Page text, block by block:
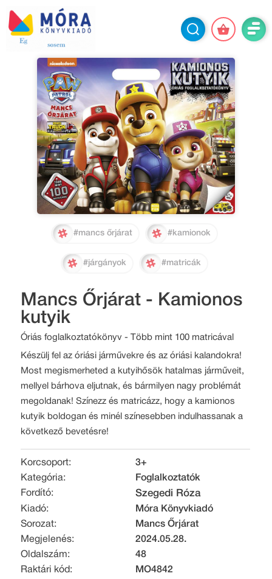
#mancs őrjárat #kamionok
#járgányok #matricák
Mancs Őrjárat - Kamionos
kutyik
Óriás foglalkoztatókönyv - Több mint 100 matricával
Készülj fel az óriási járművekre és az óriási kalandokra!
Most megismerheted a kutyihősök hatalmas járműveit,
mellyel bárhova eljutnak, és bármilyen nagy problémát
megoldanak! Színezz és matricázz, hogy a kamionos
kutyik boldogan és minél színesebben indulhassanak a
következő bevetésre!
Korcsoport:
3+
Kategória:
Foglalkoztatók
Fordító:
Szegedi Róza
Kiadó:
Móra Könyvkiadó
Sorozat:
Mancs Őrjárat
Megjelenés:
2024.05.28.
Oldalszám:
48
Raktári kód:
MO4842